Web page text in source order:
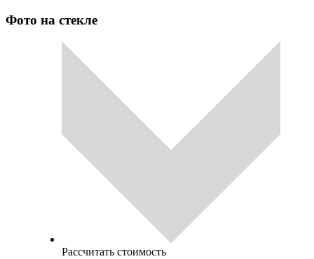
Фото на стекле
Рассчитать стоимость